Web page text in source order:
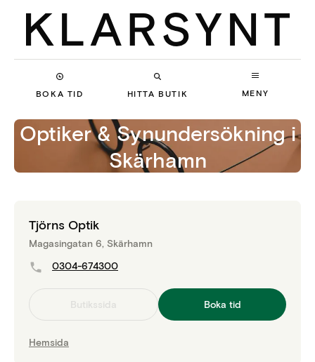
BOKA TID HITTA BUTIK MENY
Optiker & Synundersökningi
Skärhamn
Tjörns Optik
Magasingatan 6, Skärhamn
0304-674300
Butikssida Boka tid
Hemsida